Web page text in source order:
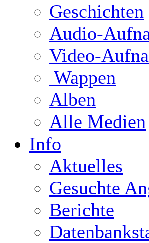
Geschichten
Audio-
Video-
Wappen
Alben
Alle Medien
Info
Aktuelles
Gesuchte
Berichte